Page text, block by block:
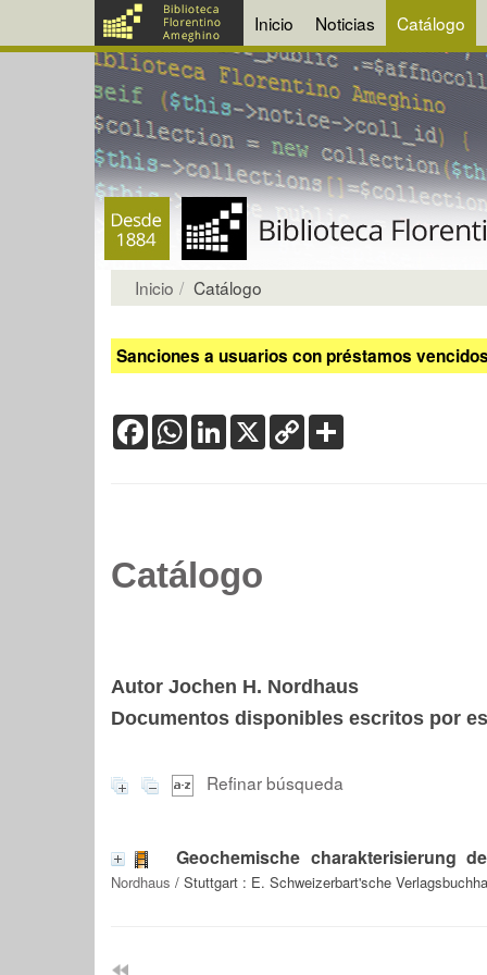
Inicio Noticias Catálogo
Inicio Catálogo
Sanciones a usuarios con préstamos
FacebookWhatsApp
LinkedIn
X Copy
Link
Catálogo
Autor Jochen H. Nordhaus
Documentos disponibles escritos por
Refinar búsqueda
Geochemische charakterisierung
Nordhaus / Stuttgart : E. Schweizerbart'sche